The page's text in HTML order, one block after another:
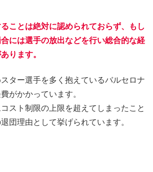
ことは絶対に認められておらず、もし
には選手の放出などを行い総合的な経
ります。
ター選手を多く抱えているバルセロナ
がかかっています。
スト制限の上限を超えてしまったこと
団理由として挙げられています。